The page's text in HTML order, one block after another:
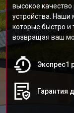
высокое
устройства. Наши
которые быстро и
возвращая ваш
Экспрес1
Гарантия